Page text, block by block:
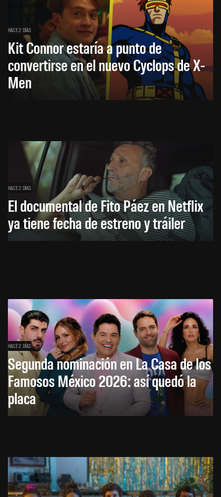
HACE 2 DÍAS
Kit Connor estaría a punto de
convertirse en el nuevo Cyclops de X-
Men
HACE 2 DÍAS
El documental de Fito Páez en Netflix
ya tiene fecha de estreno y tráiler
HACE 2 DÍAS
Segunda nominación en La Casa de los
Famosos México 2026: así quedó la
placa